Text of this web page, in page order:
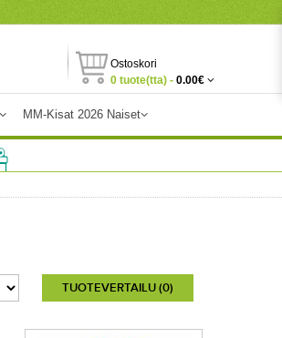
Ostoskori
0 tuote(tta) - 0.00€
MM-Kisat 2026 Naiset
TUOTEVERTAILU (0)